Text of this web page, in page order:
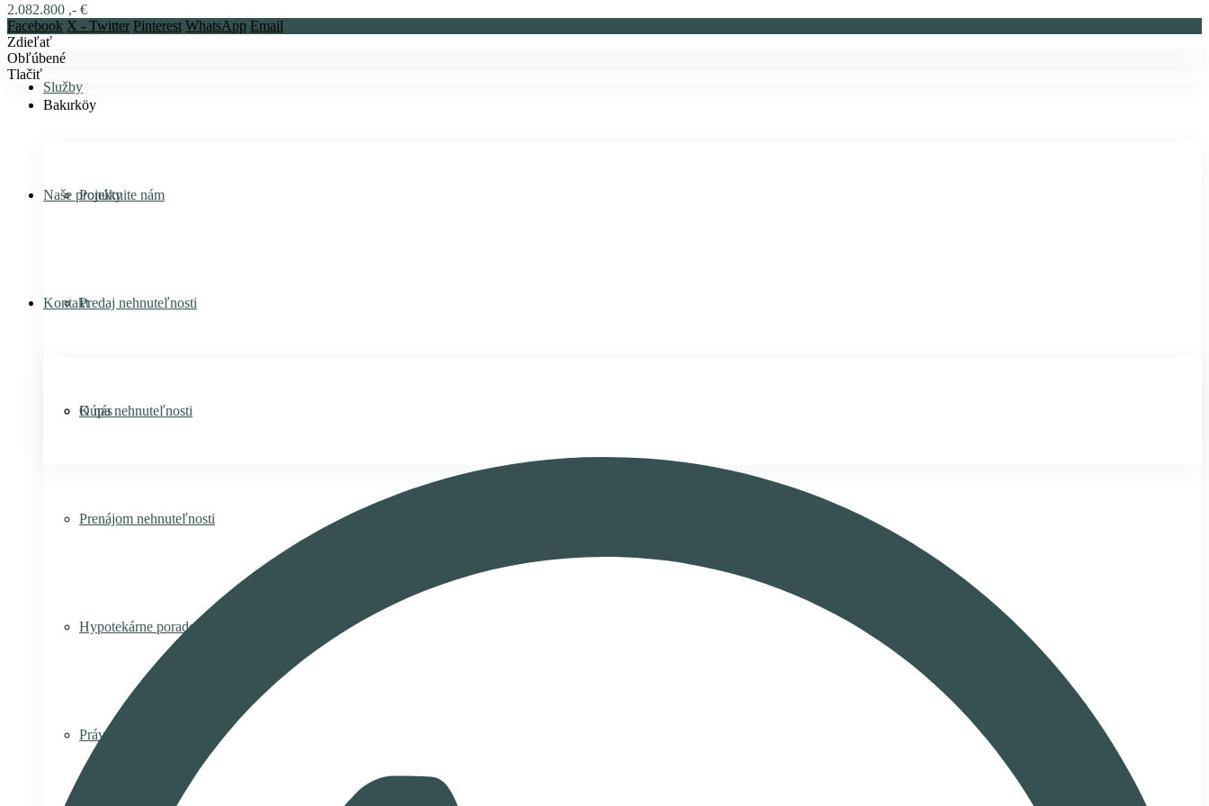
Služby
Ponúknite nám
Predaj nehnuteľnosti
Kúpa nehnuteľnosti
Prenájom nehnuteľnosti
Hypotekárne poradenstvo
Právny servis
Naše projekty
Kontakt
O nás
2.082.800 ,- €
Facebook X - Twitter Pinterest WhatsApp Email
Zdieľať
Obľúbené
Tlačiť
Bakırköy